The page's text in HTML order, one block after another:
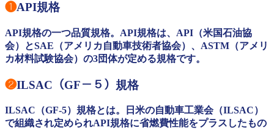
❶API規格
API規格の一つ品質規格。API規格は、API（米国石油協
会）とSAE（アメリカ自動車技術者協会）、ASTM（アメリ
カ材料試験協会）の3団体が定める規格です。
❷ILSAC（GF－５）規格
ILSAC（GF-5）規格とは。日米の自動車工業会（ILSAC）
で組織され定められAPI規格に省燃費性能をプラスしたもの